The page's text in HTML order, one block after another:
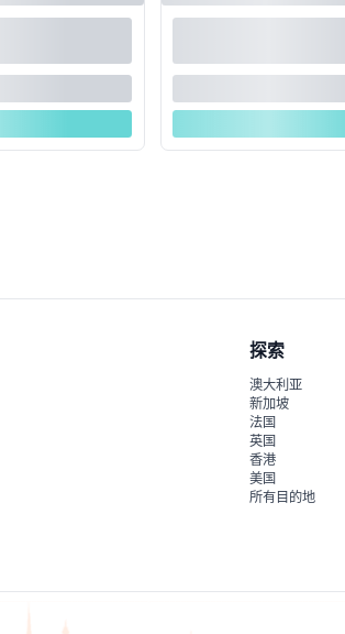
探索
澳大利亚
新加坡
法国
英国
香港
美国
所有目的地